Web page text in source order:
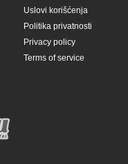
Uslovi korišćenja
Politika privatnosti
Privacy policy
Terms of service